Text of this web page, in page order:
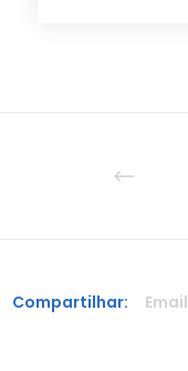
Compartilhar: Email